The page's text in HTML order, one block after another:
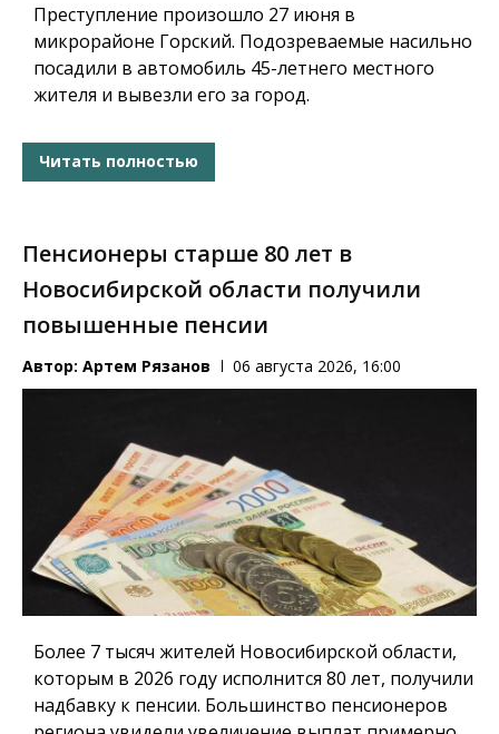
Преступление произошло 27 июня в
микрорайоне Горский. Подозреваемые насильно
посадили в автомобиль 45-летнего местного
жителя и вывезли его за город.
Читать полностью
Пенсионеры старше 80 лет в
Новосибирской области получили
повышенные пенсии
Автор: Артем Рязанов 06 августа 2026, 16:00
Более 7 тысяч жителей Новосибирской области,
которым в 2026 году исполнится 80 лет, получили
надбавку к пенсии. Большинство пенсионеров